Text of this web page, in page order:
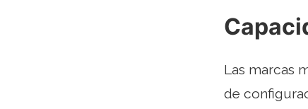
Las marcas
de